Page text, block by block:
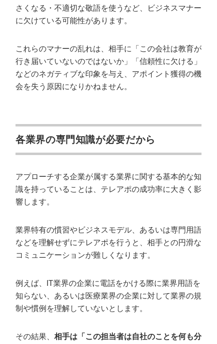
さくなる・不適切な敬語を使うなど、ビジネスマナー
に欠けている可能性があります。
これらのマナーの乱れは、相手に「この会社は教育が
行き届いていないのではないか」「信頼性に欠ける」
などのネガティブな印象を与え、アポイント獲得の機
会を失う原因になりかねません。
各業界の専門知識が必要だから
アプローチする企業が属する業界に関する基本的な知
識を持っていることは、テレアポの成功率に大きく影
響します。
業界特有の慣習やビジネスモデル、あるいは専門用語
などを理解せずにテレアポを行うと、相手との円滑な
コミュニケーションが難しくなります。
例えば、IT業界の企業に電話をかける際に業界用語を
知らない、あるいは医療業界の企業に対して業界の規
制や慣例を理解していないとします。
その結果、 相手は「この担当者は自社のことを何も分